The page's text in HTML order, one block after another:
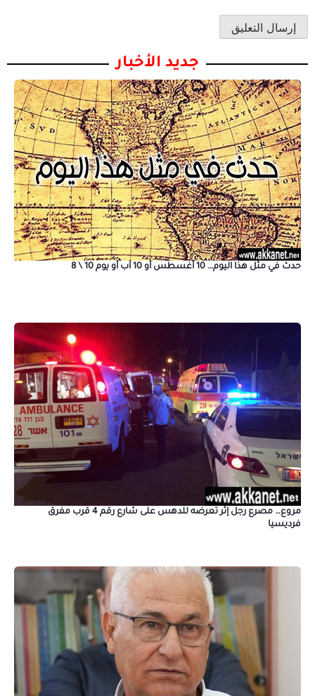
جديد الأخبار
حدث في مثل هذا اليوم… 10 أغسطس أو 10 آب أو يوم 10 \ 8
مروع… مصرع رجل إثر تعرضه للدهس على شارع رقم 4 قرب مفرق
فرديسيا